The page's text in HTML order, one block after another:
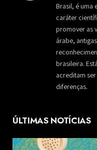
Brasil, é uma
caráter
promover as
árabe,
brasileira.
acreditam
diferenças.
ÚLTIMAS NOTÍCIAS